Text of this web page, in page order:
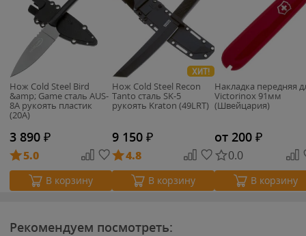
Нож Cold Steel Bird
&amp; Game сталь AUS-
8A рукоять пластик
(20A)
3 890 ₽
5.0
В корзину
ХИТ!
Нож Cold Steel Recon
Tanto сталь SK-5
рукоять Kraton (49LRT)
9 150 ₽
4.8
В корзину
Накладка передняя
Victorinox 91мм
(Швейцария)
от 200 ₽
0.0
В корзину
Рекомендуем посмотреть: